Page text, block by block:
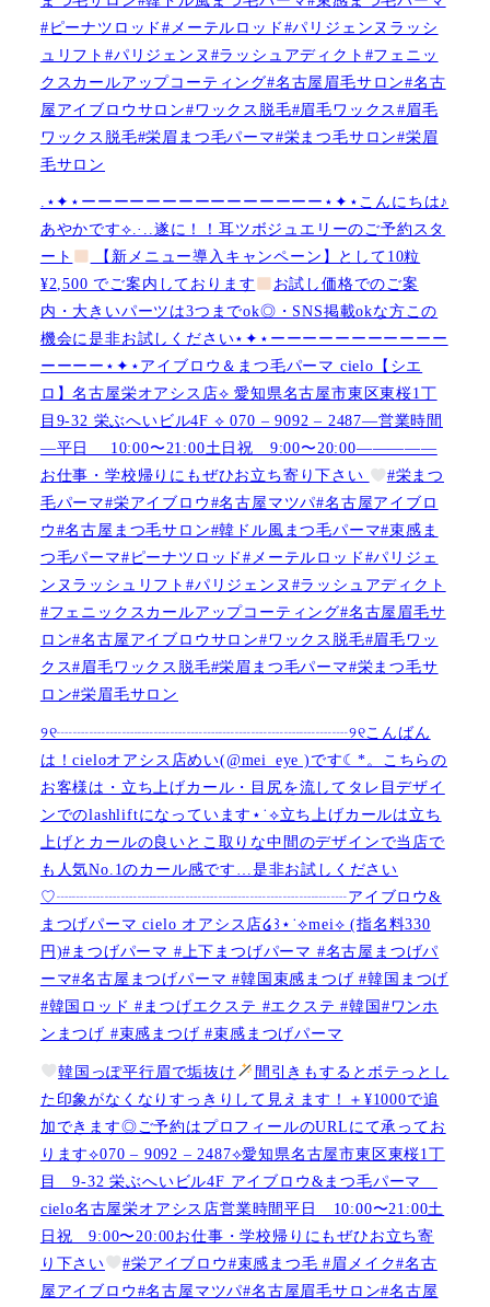
#ピーナツロッド#メーテルロッド#パリジェンヌラッシ
ュリフト#パリジェンヌ#ラッシュアディクト#フェニッ
クスカールアップコーティング#名古屋眉毛サロン#名古
屋アイブロウサロン#ワックス脱毛#眉毛ワックス#眉毛
ワックス脱毛#栄眉まつ毛パーマ#栄まつ毛サロン#栄眉
毛サロン
.⋆✦⋆ーーーーーーーーーーーーーーー⋆✦⋆こんにちは♪
あやかです︎⟡.·..遂に！！耳ツボジュエリーのご予約スタ
ート
【新メニュー導入キャンペーン】として10粒
¥2,500 でご案内しております
お試し価格でのご案
内・大きいパーツは3つまでok◎・SNS掲載okな方この
機会に是非お試しください⋆✦⋆ーーーーーーーーーーー
ーーーー⋆✦⋆アイブロウ＆まつ毛パーマ cielo【シエ
ロ】名古屋栄オアシス店︎︎⟡ 愛知県名古屋市東区東桜1丁
目9-32 栄ぶへいビル4F ︎︎⟡ 070 – 9092 – 2487—営業時間
—平日 10:00〜21:00土日祝 9:00〜20:00—————
お仕事・学校帰りにもぜひお立ち寄り下さい
#栄まつ
毛パーマ#栄アイブロウ#名古屋マツパ#名古屋アイブロ
ウ#名古屋まつ毛サロン#韓ドル風まつ毛パーマ#束感ま
つ毛パーマ#ピーナツロッド#メーテルロッド#パリジェ
ンヌラッシュリフト#パリジェンヌ#ラッシュアディクト
#フェニックスカールアップコーティング#名古屋眉毛サ
ロン#名古屋アイブロウサロン#ワックス脱毛#眉毛ワッ
クス#眉毛ワックス脱毛#栄眉まつ毛パーマ#栄まつ毛サ
ロン#栄眉毛サロン
୨୧┈┈┈┈┈┈┈┈┈┈┈┈┈┈┈┈┈┈୨୧こんばん
は！cieloオアシス店めい(@mei_eye )です︎︎☾*。こちらの
お客様は・立ち上げカール・目尻を流してタレ目デザイ
ンでのlashliftになっています⋆˙⟡立ち上げカールは立ち
上げとカールの良いとこ取りな中間のデザインで当店で
も人気No.1のカール感です…是非お試しください️
♡┈┈┈┈┈┈┈┈┈┈┈┈┈┈┈┈┈┈アイブロウ&
まつげパーマ cielo オアシス店໒꒱⋆˙⟡︎mei⟡ (指名料330
円)#まつげパーマ #上下まつげパーマ #名古屋まつげパ
ーマ#名古屋まつげパーマ #韓国束感まつげ #韓国まつげ
#韓国ロッド #まつげエクステ #エクステ #韓国#ワンホ
ンまつげ #束感まつげ #束感まつげパーマ
韓国っぽ平行眉で垢抜け
間引きもするとボテっとし
た印象がなくなりすっきりして見えます！＋¥1000で追
加できます◎ご予約はプロフィールのURLにて承ってお
ります⟡070 – 9092 – 2487⟡愛知県名古屋市東区東桜1丁
目 9-32 栄ぶへいビル4F アイブロウ&まつ毛パーマ
cielo名古屋栄オアシス店営業時間平日 10:00〜21:00土
日祝 9:00〜20:00お仕事・学校帰りにもぜひお立ち寄
り下さい
#栄アイブロウ#束感まつ毛 #眉メイク#名古
屋アイブロウ#名古屋マツパ#名古屋眉毛サロン#名古屋